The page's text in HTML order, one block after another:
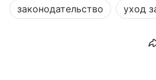
законодательство уход